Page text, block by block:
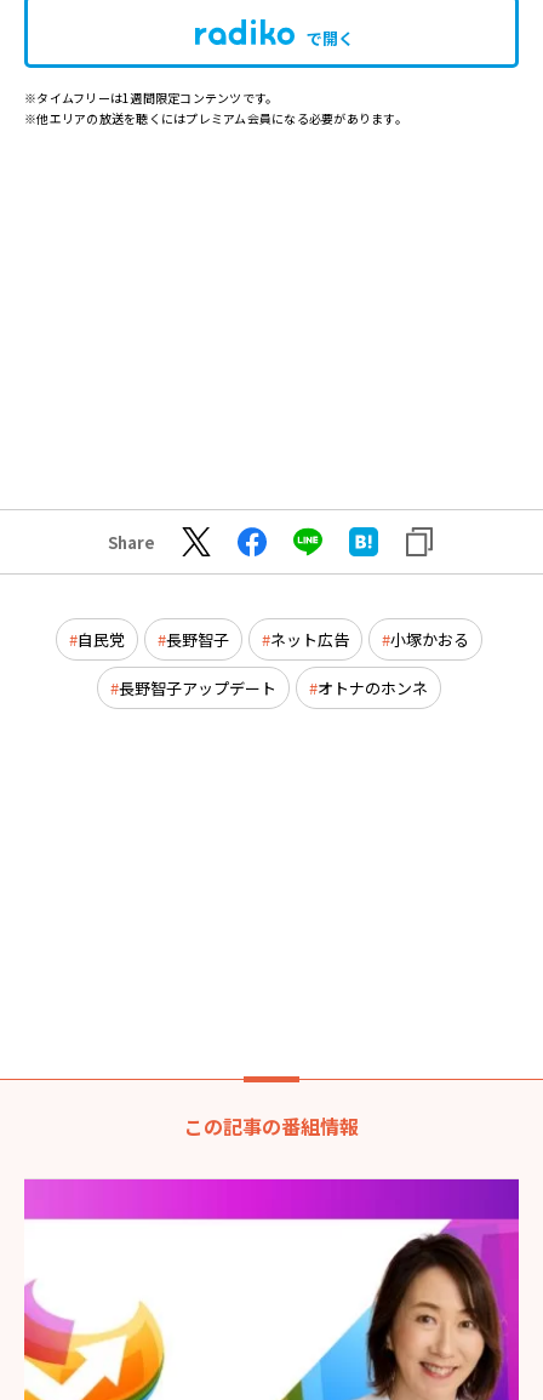
で開く
※タイムフリーは1週間限定コンテンツです。
※他エリアの放送を聴くにはプレミアム会員になる必要があります。
Share
自民党 長野智子 ネット広告 小塚かおる
長野智子アップデート オトナのホンネ
この記事の番組情報